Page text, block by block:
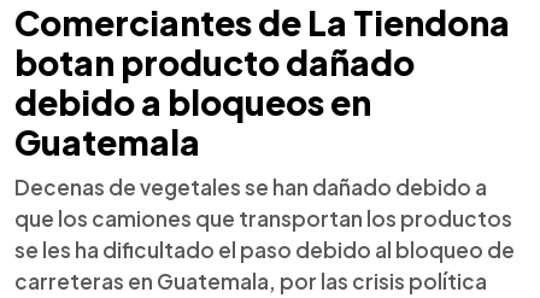
Comerciantes de La Tiendona
botan producto dañado
debido a bloqueos en
Guatemala
Decenas de vegetales se han dañado debido a
que los camiones que transportan los productos
se les ha dificultado el paso debido al bloqueo de
carreteras en Guatemala, por las crisis política